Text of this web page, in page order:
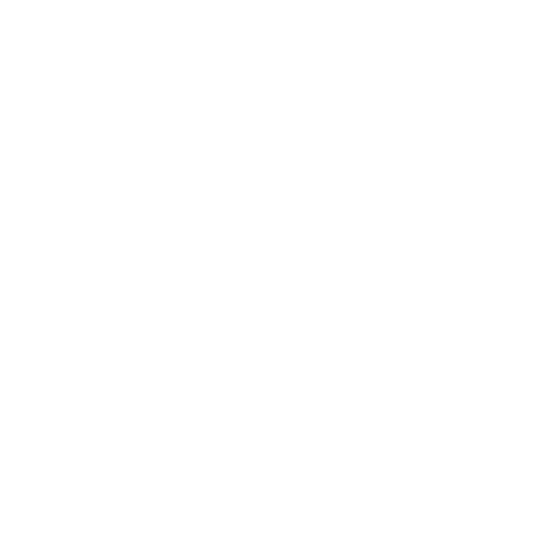
избыточной массой тела.
частных медцентров.
родильных домов.
реанимаций.
столами.